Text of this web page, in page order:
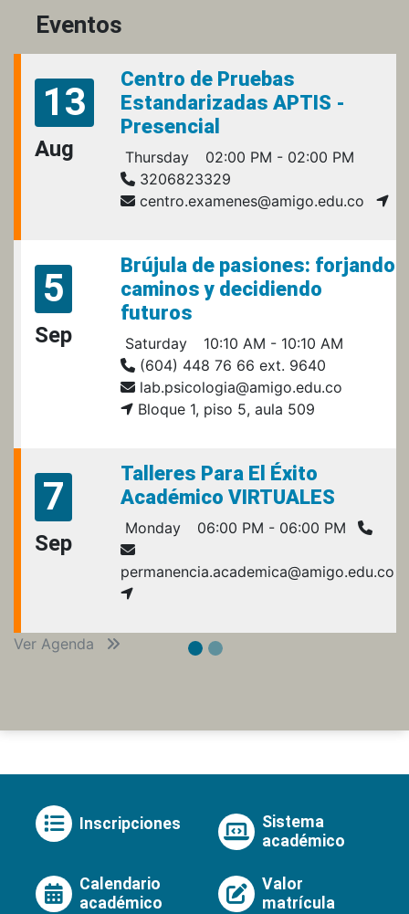
Eventos
13
Aug
Centro de Pruebas
Estandarizadas APTIS -
Presencial
Thursday
02:00 PM - 02:00 PM
3206823329
centro.examenes@amigo.edu.co
5
Sep
Brújula de pasiones: forjando
caminos y decidiendo
futuros
Saturday
10:10 AM - 10:10 AM
(604) 448 76 66 ext. 9640
lab.psicologia@amigo.edu.co
Bloque 1, piso 5, aula 509
7
Sep
Talleres Para El Éxito
Académico VIRTUALES
Monday 06:00 PM - 06:00 PM
permanencia.academica@amigo.edu.co
Ver Agenda
Inscripciones
Sistema
académico
Calendario
académico
Valor
matrícula